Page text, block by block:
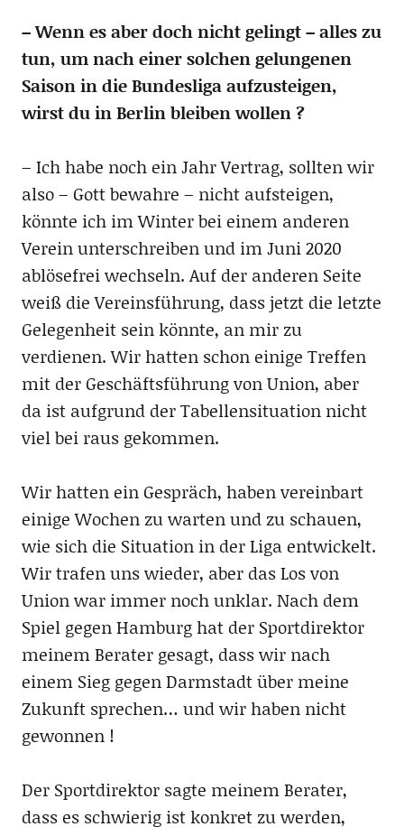
– Wenn es aber doch nicht gelingt – alles zu
tun, um nach einer solchen gelungenen
Saison in die Bundesliga aufzusteigen,
wirst du in Berlin bleiben wollen ?
– Ich habe noch ein Jahr Vertrag, sollten wir
also – Gott bewahre – nicht aufsteigen,
könnte ich im Winter bei einem anderen
Verein unterschreiben und im Juni 2020
ablösefrei wechseln. Auf der anderen Seite
weiß die Vereinsführung, dass jetzt die letzte
Gelegenheit sein könnte, an mir zu
verdienen. Wir hatten schon einige Treffen
mit der Geschäftsführung von Union, aber
da ist aufgrund der Tabellensituation nicht
viel bei raus gekommen.
Wir hatten ein Gespräch, haben vereinbart
einige Wochen zu warten und zu schauen,
wie sich die Situation in der Liga entwickelt.
Wir trafen uns wieder, aber das Los von
Union war immer noch unklar. Nach dem
Spiel gegen Hamburg hat der Sportdirektor
meinem Berater gesagt, dass wir nach
einem Sieg gegen Darmstadt über meine
Zukunft sprechen… und wir haben nicht
gewonnen !
Der Sportdirektor sagte meinem Berater,
dass es schwierig ist konkret zu werden,